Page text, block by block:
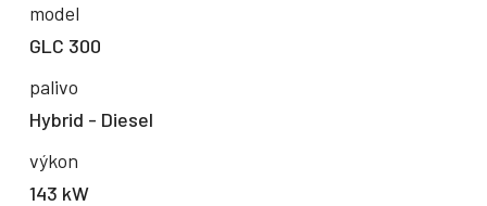
model
GLC 300
palivo
Hybrid - Diesel
výkon
143 kW